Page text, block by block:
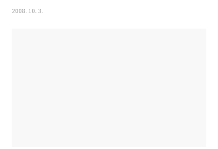
삭제, 전체삭제 하는 방법은 아래코드와 같습니다. // 추가(Add)
2008. 10. 3.